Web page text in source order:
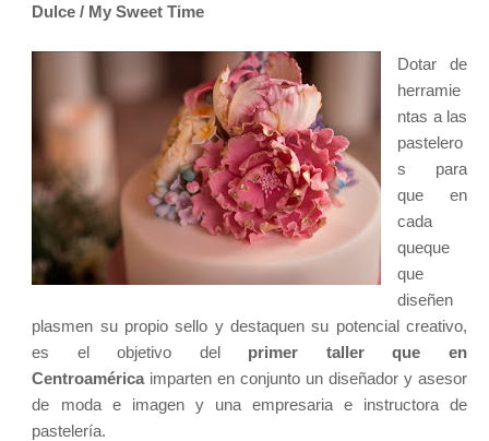
Dulce / My Sweet Time
Dotar de
herramie
ntas a las
pastelero
s para
que en
cada
queque
que
diseñen
plasmen su propio sello y destaquen su potencial creativo,
es el objetivo del primer taller que en
Centroamérica imparten en conjunto un diseñador y asesor
de moda e imagen y una empresaria e instructora de
pastelería.